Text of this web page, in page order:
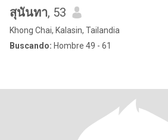
สุนันทา, 53
Khong Chai, Kalasin, Tailandia
Buscando: Hombre 49 - 61